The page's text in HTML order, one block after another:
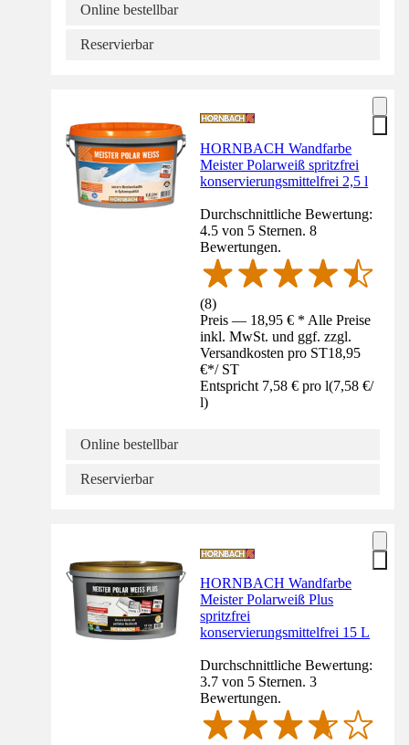
Online bestellbar
Reservierbar
HORNBACH Wandfarbe
Meister Polarweiß spritzfrei
konservierungsmittelfrei 2,5 l
Durchschnittliche Bewertung:
4.5 von 5 Sternen. 8
Bewertungen.
(8)
Preis — 18,95 € * Alle Preise
inkl. MwSt. und ggf. zzgl.
Versandkosten pro ST18,95
€*/ ST
Entspricht 7,58 € pro l(7,58 €/
l)
Online bestellbar
Reservierbar
HORNBACH Wandfarbe
Meister Polarweiß Plus
spritzfrei
konservierungsmittelfrei 15 L
Durchschnittliche Bewertung:
3.7 von 5 Sternen. 3
Bewertungen.